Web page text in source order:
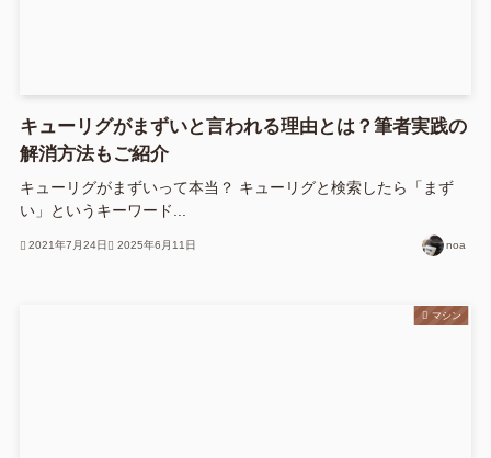
キューリグがまずいと言われる理由とは？筆者実践の
解消方法もご紹介
キューリグがまずいって本当？ キューリグと検索したら「まず
い」というキーワード...
2021年7月24日 2025年6月11日 noa
マシン